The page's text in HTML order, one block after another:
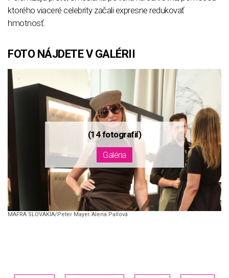
ktorého viaceré celebrity začali expresne redukovať
hmotnosť.
FOTO NÁJDETE V GALÉRII
MAFRA SLOVAKIA/Peter Mayer Alena Pallová